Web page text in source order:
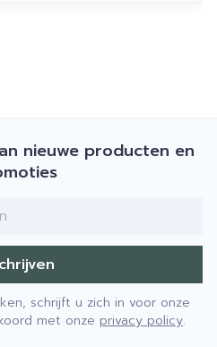
nieuwe producten en
schrijft u zich in voor onze
met onze privacy policy.